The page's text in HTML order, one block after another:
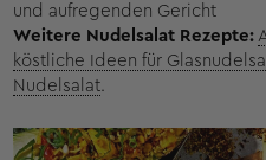
und aufregenden Gericht
Weitere Nudelsalat Rezepte:
köstliche Ideen für
Nudelsalat